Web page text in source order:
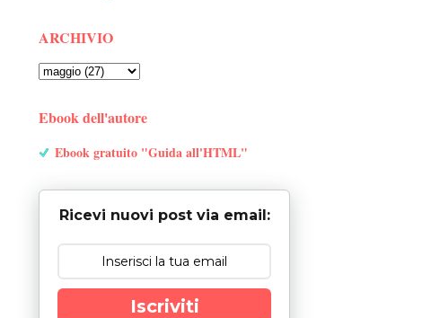
ARCHIVIO
Ebook dell'autore
Ebook gratuito "Guida all'HTML"
Ricevi nuovi post via email:
Iscriviti